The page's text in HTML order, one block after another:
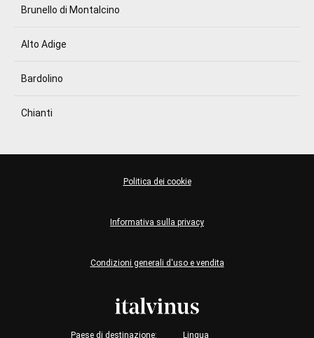
Brunello di Montalcino
Alto Adige
Bardolino
Chianti
Paese di destinazione: Lingua
Condizioni generali d'uso e vendita
Informativa sulla privacy
Politica dei cookie